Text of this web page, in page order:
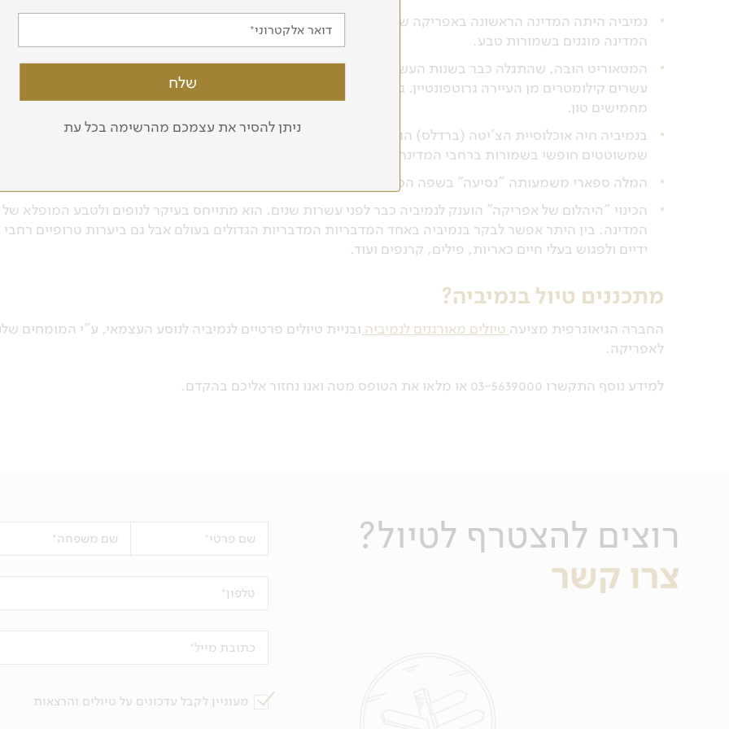
המדינה מוגנים בשמורות טבע.
המטאוריט הובה, שהתגלה כבר בשנות העשרים, נחשב למטאוריט הגדול ביותר שהתגלה בעולם. הוא נמצא במרחק
עשרים קילומטרים מן העיירה גרוטפונטיין. גילו של המטאוריט הובה מוערך בשמונים אלף שנה והוא שוקל יותר
מחמישים טון.
בנמיביה חיה אוכלוסיית הצ'יטה (ברדלס) הגדולה ביותר בעולם. כיום מוערכת אוכלוסיה זאת ב-2500 פרטים
שמשוטטים חופשי בשמורות ברחבי המדינה.
המלה ספארי משמעותה "נסיעה" בשפה הסוואהילית.
הכינוי "היהלום של אפריקה" הוענק לנמיביה כבר לפני עשרות שנים. הוא מתייחס בעיקר לנופים ולטבע המופלא של
המדינה. בין היתר אפשר לבקר בנמיביה באחד המדבריות המדבריות הגדולים בעולם אבל גם ביערות טרופיים רחבי
ידיים ולפגוש בעלי חיים כאריות, פילים, קרנפים ועוד.
מתכננים טיול בנמיביה?
החברה הגיאוגרפית מציעה טיולים מאורגנים לנמיביה ובניית טיולים פרטיים לנמיביה לנוסע העצמאי, ע"י המומחים
לאפריקה.
למידע נוסף התקשרו 03-5639000 או מלאו את הטופס מטה ואנו נחזור אליכם בהקדם.
רוצים להצטרף לטיול?
צרו קשר
שם פרטי שם משפחה
טלפון
כתובת מייל
מעוניין לקבל עדכונים על טיולים והרצאות
דואר אלקטרוני
ניתן להסיר את עצמכם מהרשימה בכל עת